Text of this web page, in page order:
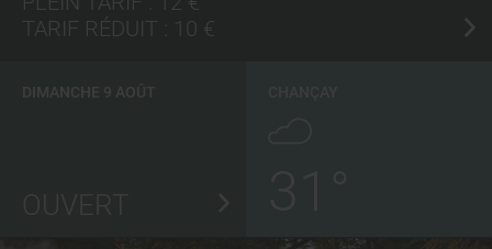
TARIF RÉDUIT :
10 €
DIMANCHE 9 AOÛT
OUVERT